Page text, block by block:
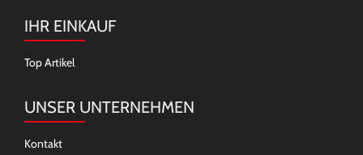
IHR EINKAUF
Top Artikel
UNSER UNTERNEHMEN
Kontakt